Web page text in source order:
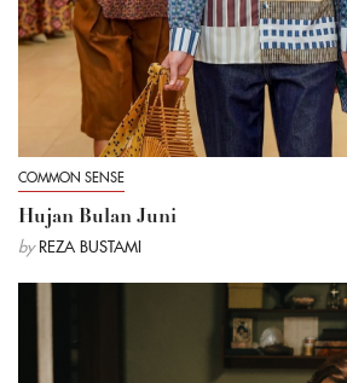
COMMON SENSE
Hujan Bulan Juni
by REZA BUSTAMI